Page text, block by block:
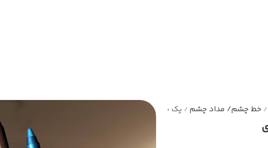
/ خط چشم/ مداد چشم / پک مدادچشم 12 عددی